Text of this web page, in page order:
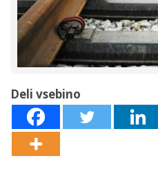
Deli vsebino